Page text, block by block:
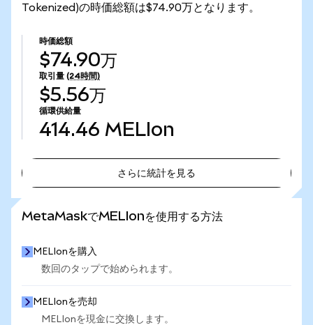
Tokenized)の時価総額は$74.90万となります。
時価総額
$74.90万
取引量 (24時間)
$5.56万
循環供給量
414.46 MELIon
さらに統計を見る
MetaMaskでMELIonを使用する方法
MELIonを購入
数回のタップで始められます。
MELIonを売却
MELIonを現金に交換します。